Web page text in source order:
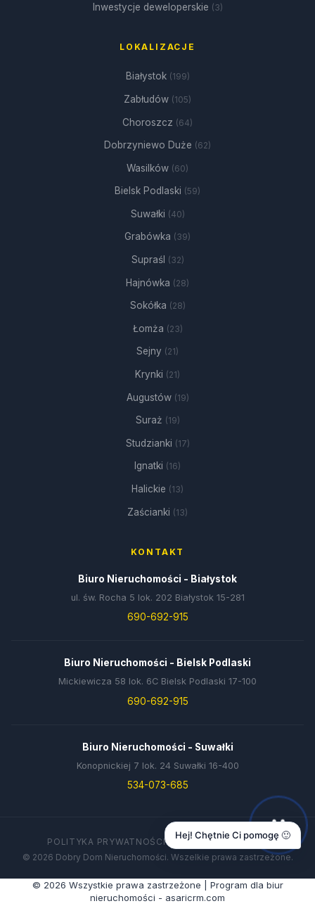
Inwestycje deweloperskie (3)
LOKALIZACJE
Białystok (199)
Zabłudów (105)
Choroszcz (64)
Dobrzyniewo Duże (62)
Wasilków (60)
Bielsk Podlaski (59)
Suwałki (40)
Grabówka (39)
Supraśl (32)
Hajnówka (28)
Sokółka (28)
Łomża (23)
Sejny (21)
Krynki (21)
Augustów (19)
Suraż (19)
Studzianki (17)
Ignatki (16)
Halickie (13)
Zaścianki (13)
KONTAKT
Biuro Nieruchomości - Białystok
ul. św. Rocha 5 lok. 202 Białystok 15-281
690-692-915
Biuro Nieruchomości - Bielsk Podlaski
Mickiewicza 58 lok. 6C Bielsk Podlaski 17-100
690-692-915
Biuro Nieruchomości - Suwałki
Konopnickiej 7 lok. 24 Suwałki 16-400
534-073-685
POLITYKA PRYWATNOŚCIDANE FIRMYKONTAKT
© 2026 Dobry Dom Nieruchomości. Wszelkie prawa zastrzeżone.
© 2026 Wszystkie prawa zastrzeżone | Program dla biur
nieruchomości - asaricrm.com
Hej! Chętnie Ci pomogę 🙂